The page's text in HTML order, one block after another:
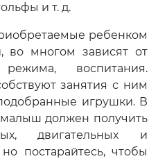
и т. д.
ребенком
во многом зависят от
воспитания.
занятия с ним
игрушки. В
должен получить
дви­гательных и
постарайтесь, чтобы